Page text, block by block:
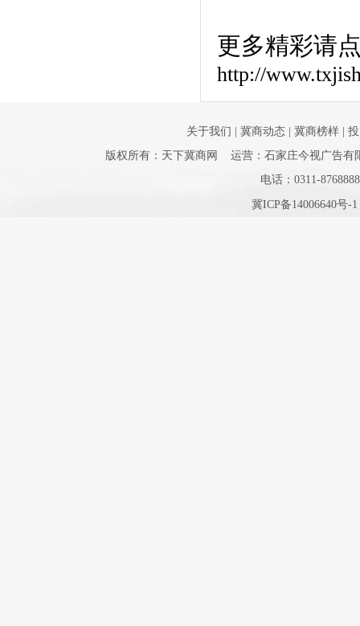
更多精彩请
http://
关于我们 | 冀商动态| 冀商榜样|
版权所有：天下冀商网 运营：石家庄今视广告有
电话：0311-
冀ICP备14006640号-1